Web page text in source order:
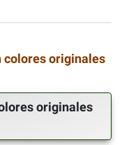
colores originales
originales